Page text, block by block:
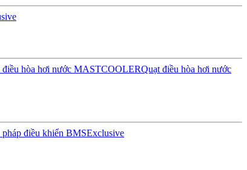
điều hòa hơi nước MASTCOOLERQuạt điều hòa hơi nước
điều khiển BMSExclusive